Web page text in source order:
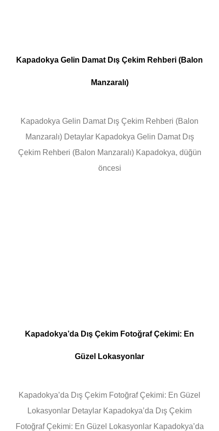
Kapadokya Gelin Damat Dış Çekim Rehberi (Balon
Manzaralı)
Kapadokya Gelin Damat Dış Çekim Rehberi (Balon
Manzaralı) Detaylar Kapadokya Gelin Damat Dış
Çekim Rehberi (Balon Manzaralı) Kapadokya, düğün
öncesi
Kapadokya’da Dış Çekim Fotoğraf Çekimi: En
Güzel Lokasyonlar
Kapadokya’da Dış Çekim Fotoğraf Çekimi: En Güzel
Lokasyonlar Detaylar Kapadokya’da Dış Çekim
Fotoğraf Çekimi: En Güzel Lokasyonlar Kapadokya’da